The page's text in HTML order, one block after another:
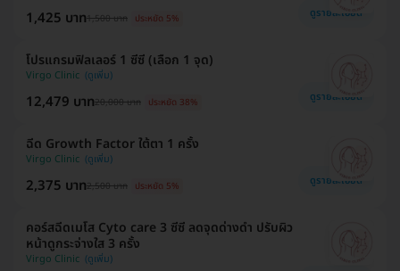
1,425 บาท1,500 บาท ประหยัด 5% ดูรายละเอียด
โปรแกรมฟิลเลอร์ 1 ซีซี (เลือก 1 จุด)
Virgo Clinic
12,479 บาท20,000 บาท ประหยัด 38% ดูรายละเอียด
ฉีด Growth Factor ใต้ตา 1 ครั้ง
Virgo Clinic
2,375 บาท2,500 บาท ประหยัด 5% ดูรายละเอียด
คอร์สฉีดเมโส Cyto care 3 ซีซี ลดจุดด่างดำ ปรับผิว
หน้าดูกระจ่างใส 3 ครั้ง
Virgo Clinic